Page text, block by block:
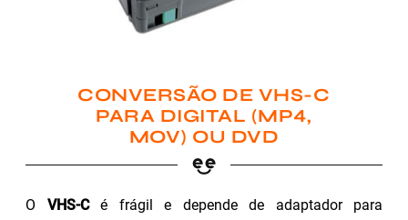
CONVERSÃO DE VHS-C
PARA DIGITAL (MP4,
MOV) OU DVD
O VHS-Cé frágil e depende de adaptador para